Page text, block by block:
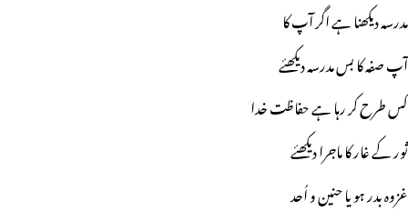
مدرسہ دیکھنا ہے اگر آپ کا
آپ صفہ کا بس مدرسہ دیکھئے
کس طرح کر رہا ہے حفاظت خدا
ثور کے غار کا ماجرا دیکھئے
غزوہ بدر ہو یا حنین و اُحد